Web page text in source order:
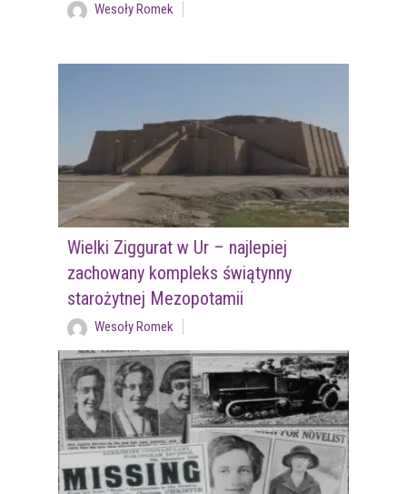
Wesoły Romek
Wielki Ziggurat w Ur – najlepiej
zachowany kompleks świątynny
starożytnej Mezopotamii
Wesoły Romek